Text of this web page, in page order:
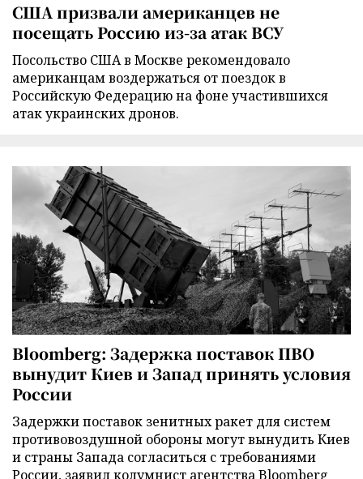
США призвали американцев не
посещать Россию из-за атак ВСУ
Посольство США в Москве рекомендовало
американцам воздержаться от поездок в
Российскую Федерацию на фоне участившихся
атак украинских дронов.
Bloomberg: Задержка поставок ПВО
вынудит Киев и Запад принять условия
России
Задержки поставок зенитных ракет для систем
противовоздушной обороны могут вынудить Киев
и страны Запада согласиться с требованиями
России, заявил колумнист агентства Bloomberg